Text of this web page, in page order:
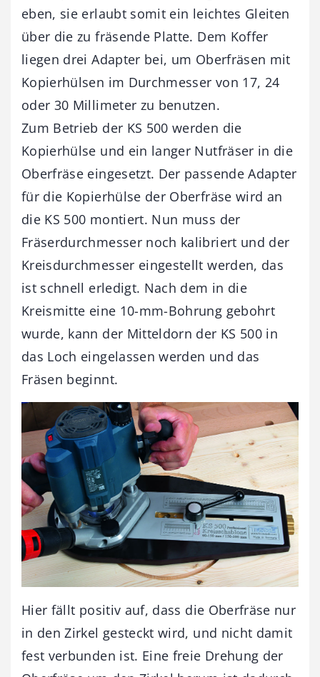
eben, sie erlaubt somit ein leichtes Gleiten
über die zu fräsende Platte. Dem Koffer
liegen drei Adapter bei, um Oberfräsen mit
Kopierhülsen im Durchmesser von 17, 24
oder 30 Millimeter zu benutzen.
Zum Betrieb der KS 500 werden die
Kopierhülse und ein langer Nutfräser in die
Oberfräse eingesetzt. Der passende Adapter
für die Kopierhülse der Oberfräse wird an
die KS 500 montiert. Nun muss der
Fräserdurchmesser noch kalibriert und der
Kreisdurchmesser eingestellt werden, das
ist schnell erledigt. Nach dem in die
Kreismitte eine 10-mm-Bohrung gebohrt
wurde, kann der Mitteldorn der KS 500 in
das Loch eingelassen werden und das
Fräsen beginnt.
Hier fällt positiv auf, dass die Oberfräse nur
in den Zirkel gesteckt wird, und nicht damit
fest verbunden ist. Eine freie Drehung der